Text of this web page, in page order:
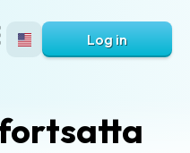
Log in